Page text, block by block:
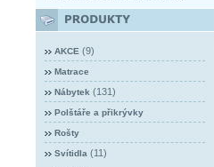
AKCE (9)
Matrace
Nábytek (131)
Polštáře a přikrývky
Rošty
Svítidla (11)